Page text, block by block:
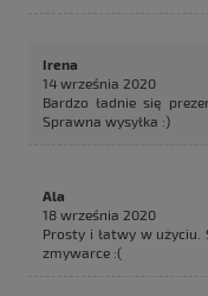
Irena
14 września 2020
Bardzo ładnie się
Sprawna wysyłka :)
Ala
18 września 2020
Prosty i łatwy w użyciu.
zmywarce :(